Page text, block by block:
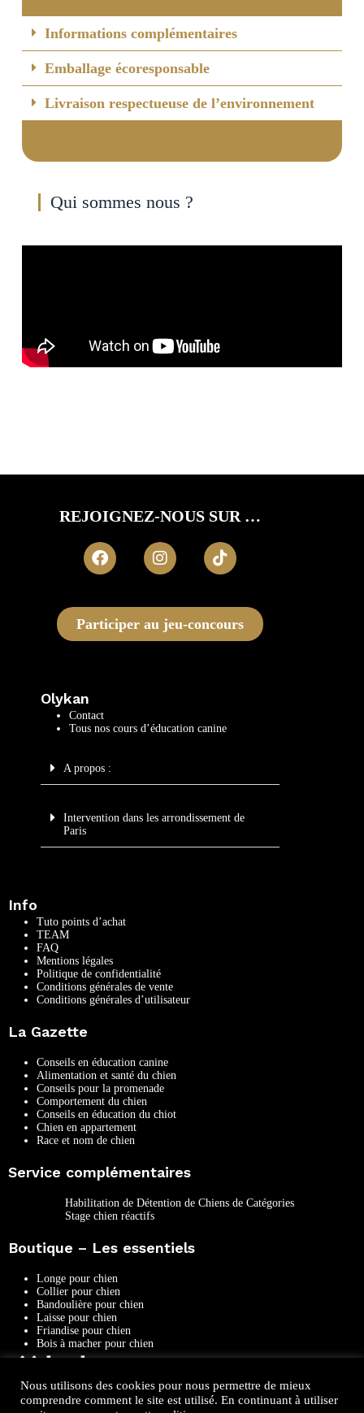
Informations complémentaires
Emballage écoresponsable
Livraison respectueuse de l’environnement
Qui sommes nous ?
REJOIGNEZ-NOUS SUR …
Participer au jeu-concours
Olykan
Contact
Tous nos cours d’éducation canine
A propos :
Intervention dans les arrondissement de
Paris
Info
Tuto points d’achat
TEAM
FAQ
Mentions légales
Politique de confidentialité
Conditions générales de vente
Conditions générales d’utilisateur
La Gazette
Conseils en éducation canine
Alimentation et santé du chien
Conseils pour la promenade
Comportement du chien
Conseils en éducation du chiot
Chien en appartement
Race et nom de chien
Service complémentaires
Habilitation de Détention de Chiens de Catégories
Stage chien réactifs
Boutique – Les essentiels
Longe pour chien
Collier pour chien
Bandoulière pour chien
Laisse pour chien
Friandise pour chien
Bois à macher pour chien
Nous utilisons des cookies pour nous permettre de mieux
comprendre comment le site est utilisé. En continuant à utiliser